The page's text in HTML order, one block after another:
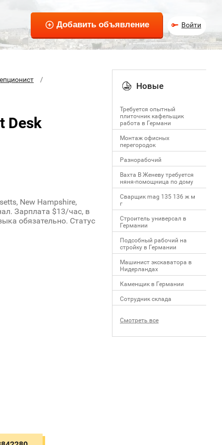
Войти
Desk
New Hampshire,
Зарплата $13/час, в
обязательно. Статус
Новые
Требуется опытный
плиточник кафельщик
работa в Германи
Mонтаж офисных
перегородок
Разнорабочий
Вахта В Женеву требуется
няня-помощница по дому
Сварщик mag 135 136 ж м
г
Строитель универсал в
Германии
Подсобный рабочий на
стройку в Германии
Машинист экскаватора в
Нидерландах
Каменщик в Германии
Сотрудник склада
Смотреть все